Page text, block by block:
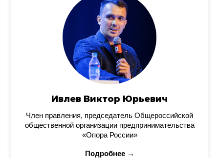
Ивлев Виктор Юрьевич
Член правления, председатель Общероссийской
общественной организации предпринимательства
«Опора России»
Подробнее →